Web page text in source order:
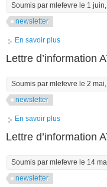
Soumis par mlefevre le 1
newsletter
En savoir plus
Lettre d’information
Soumis par mlefevre le 2
newsletter
En savoir plus
Lettre d’information
Soumis par mlefevre le 14
newsletter